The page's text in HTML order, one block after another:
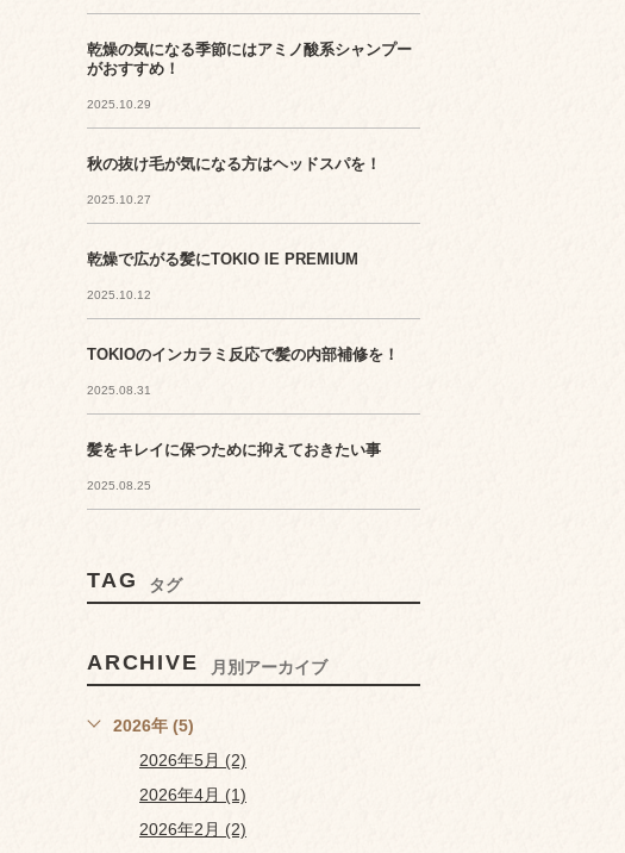
乾燥の気になる季節にはアミノ酸系シャンプー
がおすすめ！
2025.10.29
秋の抜け毛が気になる方はヘッドスパを！
2025.10.27
乾燥で広がる髪にTOKIO IE PREMIUM
2025.10.12
TOKIOのインカラミ反応で髪の内部補修を！
2025.08.31
髪をキレイに保つために抑えておきたい事
2025.08.25
TAG タグ
ARCHIVE 月別アーカイブ
2026年 (5)
2026年5月 (2)
2026年4月 (1)
2026年2月 (2)